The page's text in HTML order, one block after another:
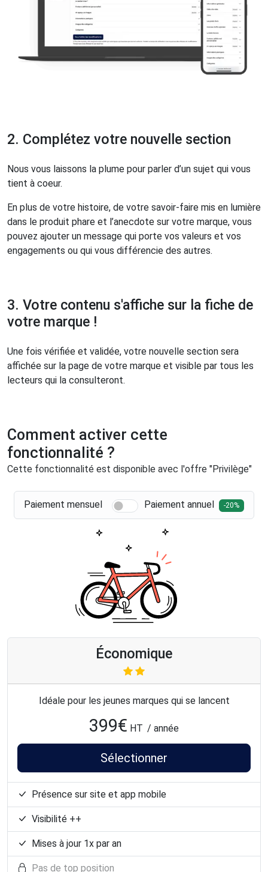
2. Complétez votre nouvelle section
Nous vous laissons la plume pour parler d’un sujet qui vous
tient à coeur.
En plus de votre histoire, de votre savoir-faire mis en lumière
dans le produit phare et l’anecdote sur votre marque, vous
pouvez ajouter un message qui porte vos valeurs et vos
engagements ou qui vous différencie des autres.
3. Votre contenu s'affiche sur la fiche de
votre marque !
Une fois vérifiée et validée, votre nouvelle section sera
affichée sur la page de votre marque et visible par tous les
lecteurs qui la consulteront.
Comment activer cette
fonctionnalité ?
Cette fonctionnalité est disponible avec l'offre "Privilège"
Paiement mensuel Basculer entre
Paiement annuel -20%
Économique
Idéale pour les jeunes marques qui se lancent
399€ HT / année
Sélectionner
Présence sur site et app mobile
Visibilité ++
Mises à jour 1x par an
Pas de top position